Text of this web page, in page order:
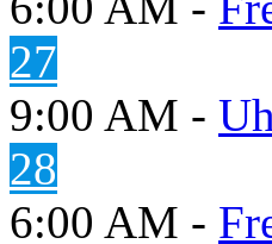
27
9:00 AM -
28
6:00 AM -